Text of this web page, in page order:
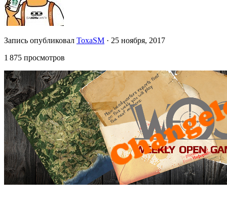
Запись опубликовал ToxaSM · 25 ноября, 2017
1 875 просмотров